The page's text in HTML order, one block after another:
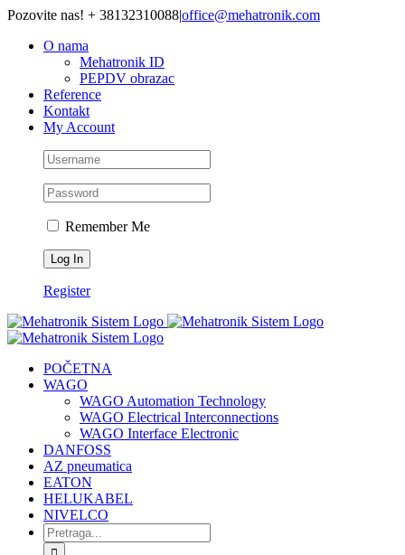
Skip
content
Pozovite nas! + 38132310088|office@mehatronik.com
O nama
Mehatronik ID
PEPDV obrazac
Reference
Kontakt
My Account
Remember Me
Register
POČETNA
WAGO
WAGO Automation Technology
WAGO Electrical Interconnections
WAGO Interface Electronic
DANFOSS
AZ pneumatica
EATON
HELUKABEL
NIVELCO
Search
for: